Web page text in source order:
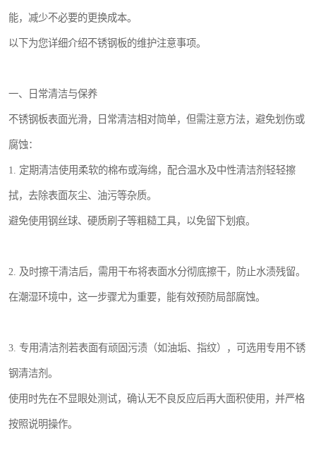
能，减少不必要的更换成本。
以下为您详细介绍不锈钢板的维护注意事项。
一、日常清洁与保养
不锈钢板表面光滑，日常清洁相对简单，但需注意方法，避免划伤或
腐蚀：
1. 定期清洁使用柔软的棉布或海绵，配合温水及中性清洁剂轻轻擦
拭，去除表面灰尘、油污等杂质。
避免使用钢丝球、硬质刷子等粗糙工具，以免留下划痕。
2. 及时擦干清洁后，需用干布将表面水分彻底擦干，防止水渍残留。
在潮湿环境中，这一步骤尤为重要，能有效预防局部腐蚀。
3. 专用清洁剂若表面有顽固污渍（如油垢、指纹），可选用专用不锈
钢清洁剂。
使用时先在不显眼处测试，确认无不良反应后再大面积使用，并严格
按照说明操作。